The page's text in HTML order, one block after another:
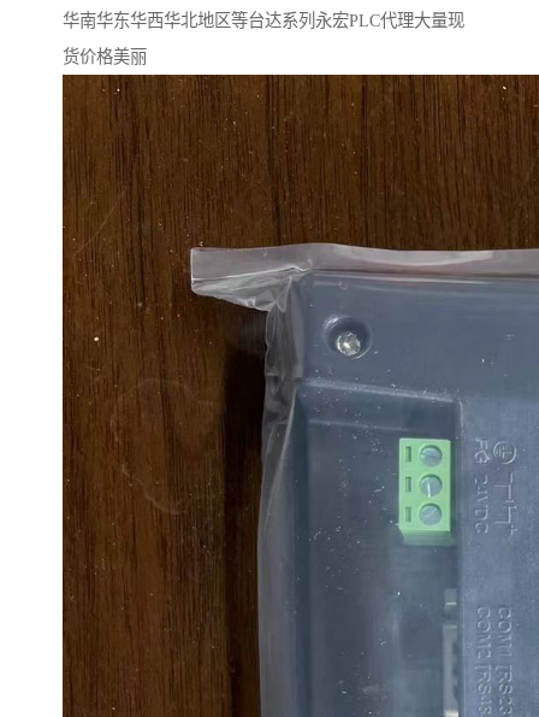
华南华东华西华北地区等台达系列永宏PLC代理大量现
货价格美丽